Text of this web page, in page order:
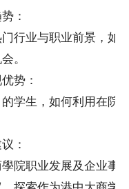
：
行业与职业前景，如
。
势：
学生，如何利用在院
：
院职业发展及企业事